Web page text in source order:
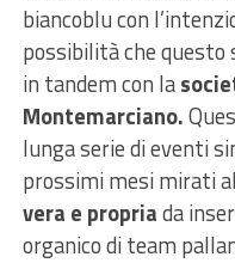
biancoblu con
possibilità che
in tandem con la
Montemarciano.
lunga serie di eventi
prossimi mesi mirati
vera e propriada
organico di team